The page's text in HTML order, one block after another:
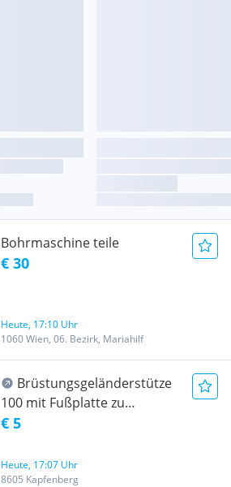
Bohrmaschine teile
€ 30
Heute, 17:10 Uhr
1060 Wien, 06. Bezirk, Mariahilf
Brüstungsgeländerstütze
100 mit Fußplatte zu
vermieten Absturz Sicherung
€ 5
Heute, 17:07 Uhr
8605 Kapfenberg